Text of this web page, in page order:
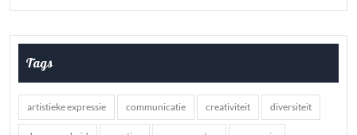
Tags
artistieke expressie communicatie creativiteit diversiteit